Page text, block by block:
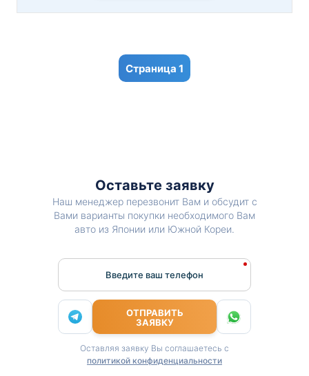
1
Оставьте заявку
Наш менеджер перезвонит Вам и обсудит с
Вами варианты покупки необходимого Вам
авто из Японии или Южной Кореи.
Введите ваш телефон
ОТПРАВИТЬ
ЗАЯВКУ
Оставляя заявку Вы соглашаетесь с
политикой конфиденциальности